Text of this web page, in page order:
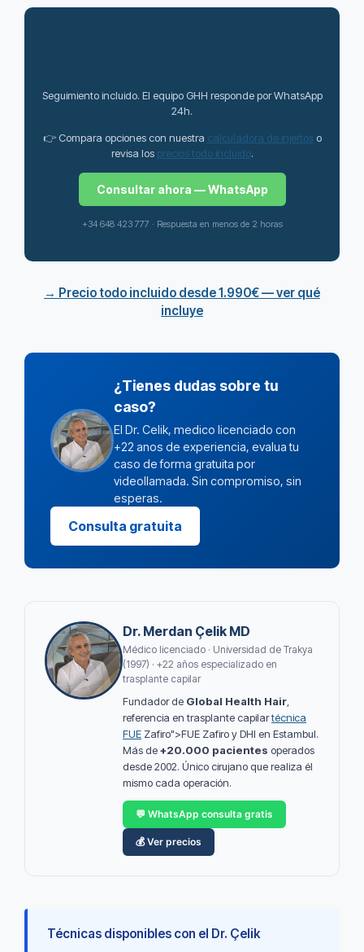
Seguimiento incluido. El equipo GHH responde por WhatsApp
24h.
👉 Compara opciones con nuestra calculadora de injertoso
revisa los precios todo incluido.
Consultar ahora — WhatsApp
+34 648 423 777 · Respuesta en menos de 2 horas
→ Precio todo incluido desde 1.990€ — ver qué
incluye
¿Tienes dudas sobre tu
caso?
El Dr. Celik, medico licenciado con
+22 anos de experiencia, evalua tu
caso de forma gratuita por
videollamada. Sin compromiso, sin
esperas.
Consulta gratuita
Dr. Merdan Çelik MD
Médico licenciado · Universidad de Trakya
(1997) · +22 años especializado en
trasplante capilar
Fundador de Global Health Hair
referencia en trasplante capilartécnica
FUE Zafiro">FUE Zafiro y DHI en Estambul.
Más de+20.000 pacientes operados
desde 2002. Único cirujano que realiza él
mismo cada operación.
💬 WhatsApp consulta gratis
💰 Ver precios
Técnicas disponibles con el Dr. Çelik